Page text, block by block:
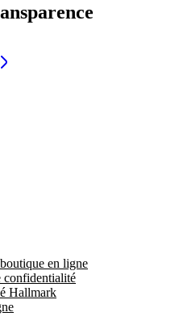
en ligne
confidentialité
Hallmark